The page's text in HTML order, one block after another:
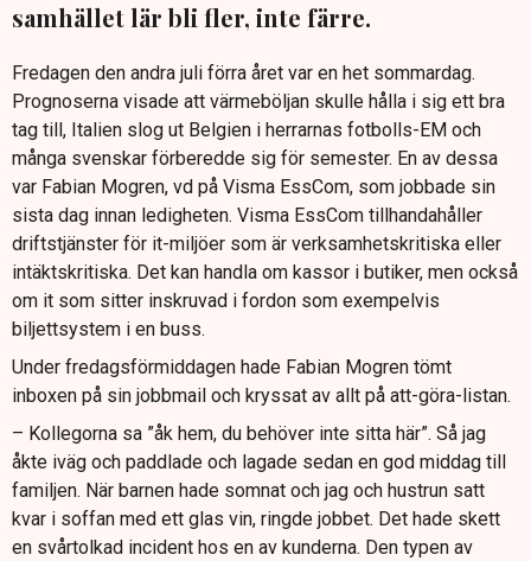
samhället lär bli fler, inte färre.
Fredagen den andra juli förra året var en het sommardag.
Prognoserna visade att värmeböljan skulle hålla i sig ett bra
tag till, Italien slog ut Belgien i herrarnas fotbolls-EM och
många svenskar förberedde sig för semester. En av dessa
var Fabian Mogren, vd på Visma EssCom, som jobbade sin
sista dag innan ledigheten. Visma EssCom tillhandahåller
driftstjänster för it-miljöer som är verksamhetskritiska eller
intäktskritiska. Det kan handla om kassor i butiker, men också
om it som sitter inskruvad i fordon som exempelvis
biljettsystem i en buss.
Under fredagsförmiddagen hade Fabian Mogren tömt
inboxen på sin jobbmail och kryssat av allt på att-göra-listan.
– Kollegorna sa ”åk hem, du behöver inte sitta här”. Så jag
åkte iväg och paddlade och lagade sedan en god middag till
familjen. När barnen hade somnat och jag och hustrun satt
kvar i soffan med ett glas vin, ringde jobbet. Det hade skett
en svårtolkad incident hos en av kunderna. Den typen av